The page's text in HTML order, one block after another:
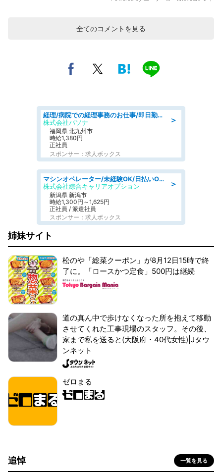
全てのコメントを見る
＞
経理/病院での経理事務のお仕事/即日勤務可/車通勤可/経理/一般事務
株式会社パソナ
福岡県 北九州市
時給1,380円
正社員
スポンサー：求人ボックス
＞
マシンオペレーター/未経験OK/日払いOK/寮費無料/交替制/20・30・40代活躍中
株式会社綜合キャリアオプション
新潟県 新潟市
時給1,300円～1,625円
正社員 / 派遣社員
スポンサー：求人ボックス
姉妹サイト
松のや「総菜クーポン」が8月12日15時で終
了に。「ロースかつ定食」500円は継続
道の真ん中で歩けなくなった所を抱えて移動
させてくれた工事現場のスタッフ。その後、
家まで私を送ると(大阪府・40代女性)|Jタウ
ンネット
ゼロまる
追悼 一覧を見る